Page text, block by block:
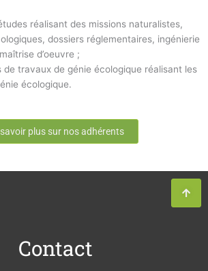
réalisant des missions naturalistes,
dossiers réglementaires, ingénierie
d’oeuvre ;
de travaux de génie écologique réalisant les
écologique.
plus sur nos adhérents
Contact